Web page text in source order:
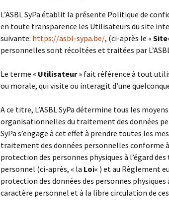
SRG
SRG le
SRG
Services qui organisent
des projets
pédagogiques
particuliers (PPP)
PEP la
PEP
PEP la
PEP El
PEP
d’accompagnement
mission socio-éducative
(SASE) Cap J
COE
Mado
Point-
Pas
L’escale
Ancienne dénomination
des services
Les
Les
d’aide
Les
et
L’ASBL SyPa établit la présente Politique de
en toute transparence les Utilisateurs du site
suivante: https://asbl-sypa.be/, (ci-après le « Site
personnelles sont récoltées et traitées par
Le terme « Utilisateur» fait référence à tout
ou morale, qui visite ou interagit d’une
A ce titre, L’ASBL SyPa détermine tous les
organisationnelles du traitement des données
SyPa s’engage à cet effet à prendre toutes les
traitement des données personnelles conforme
protection des personnes physiques à l’égard
personnel (ci-après, « la Loi« ) et au Règlement
protection des données des personnes
caractère personnel et à la libre circulation de